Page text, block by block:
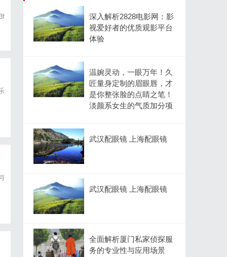
深入解析2828电影网：影
视爱好者的优质观影平台
体验
温婉灵动，一眼万年！久
匠量身定制的眉眼唇，才
是你整张脸的点睛之笔！
淡颜系女生的气质加分项
武汉配眼镜 上海配眼镜
武汉配眼镜 上海配眼镜
全面解析厦门私家侦探服
务的专业性与应用场景